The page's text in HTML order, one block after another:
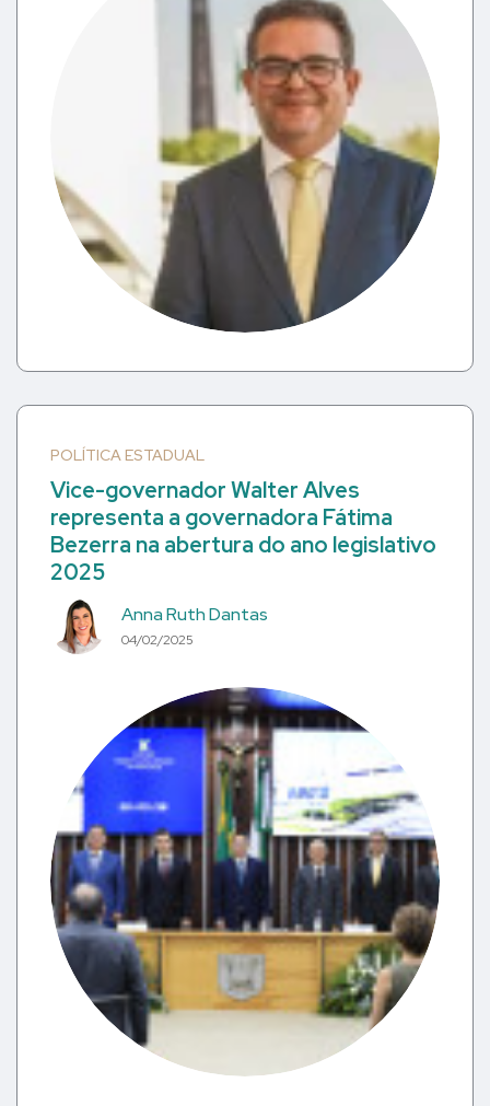
POLÍTICA ESTADUAL
Vice-governador Walter Alves
representa a governadora Fátima
Bezerra na abertura do ano legislativo
2025
Anna Ruth Dantas
04/02/2025